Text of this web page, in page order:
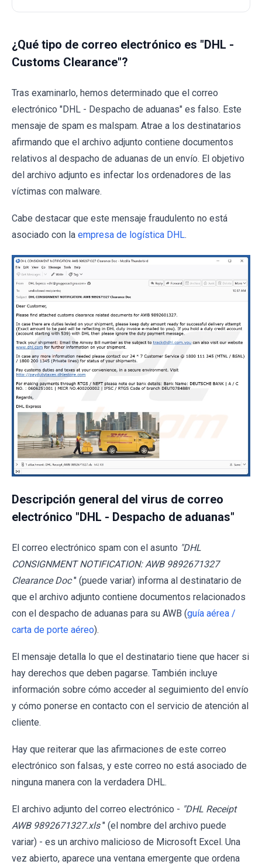
¿Qué tipo de correo electrónico es "DHL -
Customs Clearance"?
Tras examinarlo, hemos determinado que el correo
electrónico "DHL - Despacho de aduanas" es falso. Este
mensaje de spam es malspam. Atrae a los destinatarios
afirmando que el archivo adjunto contiene documentos
relativos al despacho de aduanas de un envío. El objetivo
del archivo adjunto es infectar los ordenadores de las
víctimas con malware.
Cabe destacar que este mensaje fraudulento no está
asociado con la empresa de logística DHL.
Descripción general del virus de correo
electrónico "DHL - Despacho de aduanas"
El correo electrónico spam con el asunto "DHL
CONSIGNMENT NOTIFICATION: AWB 9892671327
Clearance Doc " (puede variar) informa al destinatario de
que el archivo adjunto contiene documentos relacionados
con el despacho de aduanas para su AWB (guía aérea /
carta de porte aéreo).
El mensaje detalla lo que el destinatario tiene que hacer si
hay derechos que deben pagarse. También incluye
información sobre cómo acceder al seguimiento del envío
y cómo ponerse en contacto con el servicio de atención al
cliente.
Hay que reiterar que las afirmaciones de este correo
electrónico son falsas, y este correo no está asociado de
ninguna manera con la verdadera DHL.
El archivo adjunto del correo electrónico - "DHL Receipt
AWB 9892671327.xls " (el nombre del archivo puede
variar) - es un archivo malicioso de Microsoft Excel. Una
vez abierto, aparece una ventana emergente que ordena